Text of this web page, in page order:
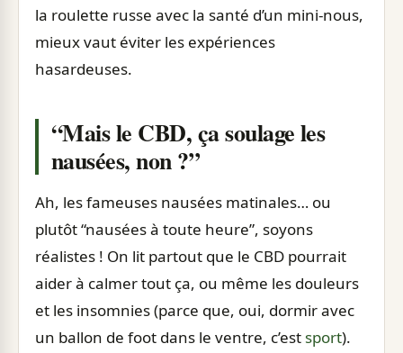
la roulette russe avec la santé d’un mini-nous,
mieux vaut éviter les expériences
hasardeuses.
“Mais le CBD, ça soulage les
nausées, non ?”
Ah, les fameuses nausées matinales… ou
plutôt “nausées à toute heure”, soyons
réalistes ! On lit partout que le CBD pourrait
aider à calmer tout ça, ou même les douleurs
et les insomnies (parce que, oui, dormir avec
un ballon de foot dans le ventre, c’est sport).